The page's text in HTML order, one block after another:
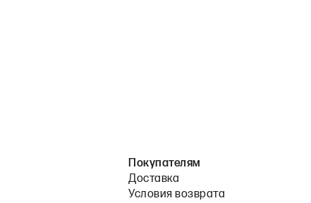
Покупателям
Доставка
Условия возврата